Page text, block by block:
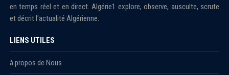
en temps réel et en direct. Algérie1 explore, observe, ausculte, scrute
et décrit l'actualité Algérienne.
LIENS UTILES
à propos de Nous